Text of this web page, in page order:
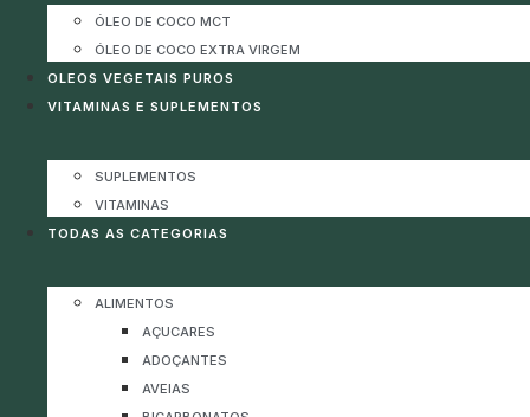
ÓLEO DE COCO MCT
ÓLEO DE COCO EXTRA VIRGEM
OLEOS VEGETAIS PUROS
VITAMINAS E SUPLEMENTOS
SUPLEMENTOS
VITAMINAS
TODAS AS CATEGORIAS
ALIMENTOS
AÇUCARES
ADOÇANTES
AVEIAS